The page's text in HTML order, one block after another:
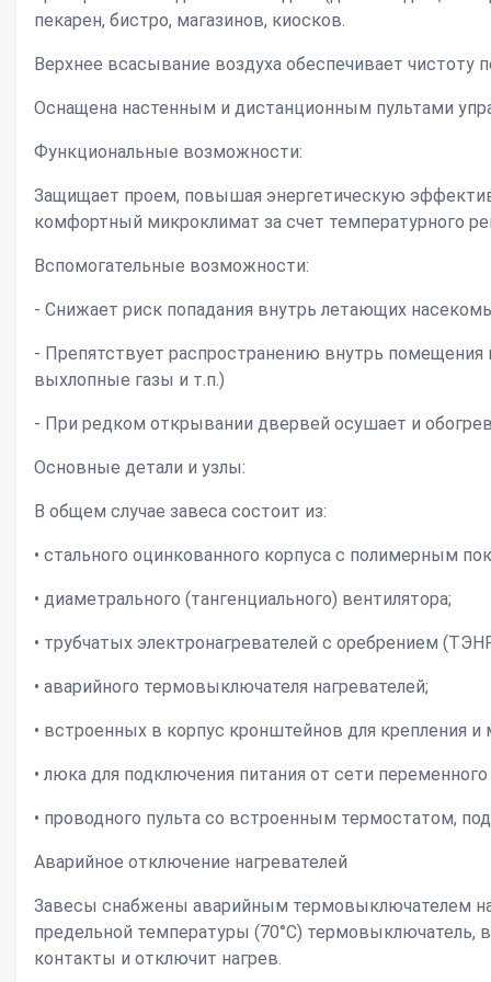
пекарен, бистро, магазинов, киосков.
Верхнее всасывание воздуха обеспечивает чистоту
Оснащена настенным и дистанционным пультами
Функциональные возможности:
Защищает проем, повышая энергетическую
комфортный микроклимат за счет температурного
Вспомогательные возможности:
- Снижает риск попадания внутрь летающих
- Препятствует распространению внутрь
выхлопные газы и т.п.)
- При редком открывании двервей осушает и
Основные детали и узлы:
В общем случае завеса состоит из:
• стального оцинкованного корпуса с полимерным
• диаметрального (тангенциального) вентилятора;
• трубчатых электронагревателей с оребрением
• аварийного термовыключателя нагревателей;
• встроенных в корпус кронштейнов для крепления и
• люка для подключения питания от сети
• проводного пульта со встроенным термостатом,
Аварийное отключение нагревателей
Завесы снабжены аварийным термовыключателем
предельной температуры (70°С) термовыключатель,
контакты и отключит нагрев.